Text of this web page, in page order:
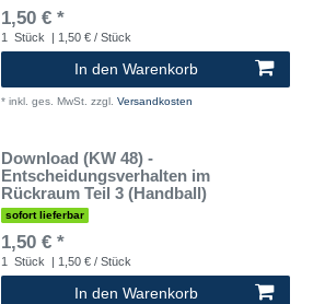
1,50 € *
1 Stück | 1,50 € / Stück
In den Warenkorb
* inkl. ges. MwSt. zzgl. Versandkosten
Download (KW 48) -
Entscheidungsverhalten im
Rückraum Teil 3 (Handball)
sofort lieferbar
1,50 € *
1 Stück | 1,50 € / Stück
In den Warenkorb